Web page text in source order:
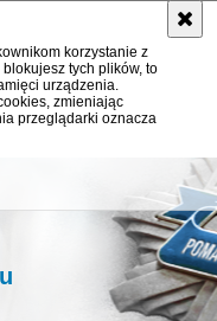
korzystanie z
tych plików, to
urządzenia.
zmieniając
przeglądarki oznacza